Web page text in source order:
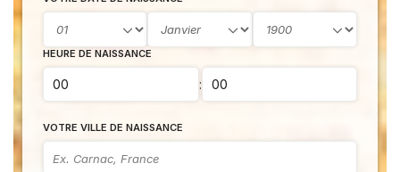
HEURE DE NAISSANCE
:
VOTRE VILLE DE NAISSANCE